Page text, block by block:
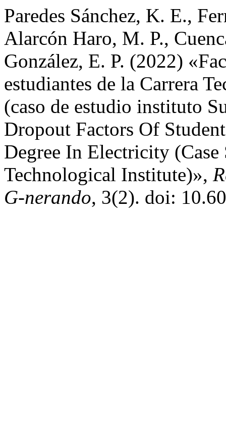
Paredes Sánchez, K. E.,
Alarcón Haro, M. P.,
González, E. P. (2022)
estudiantes de la Carrera
(caso de estudio instituto
Dropout Factors Of
Degree In Electricity
Technological Institute)»,
G-nerando, 3(2). doi: